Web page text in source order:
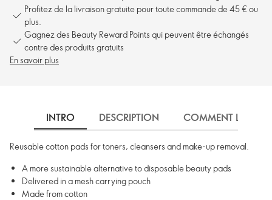
Profitez de la livraison gratuite pour toute commande de 45 € ou
plus.
Gagnez des Beauty Reward Points qui peuvent être échangés
contre des produits gratuits
En savoir plus
INTRO DESCRIPTION COMMENT
Reusable cotton pads for toners, cleansers and make-up removal.
A more sustainable alternative to disposable beauty pads
Delivered in a mesh carrying pouch
Made from cotton